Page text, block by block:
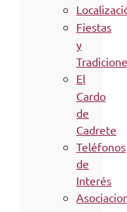
Fiestas
y
El
Cardo
de
Cadrete
Teléfonos
de
Interés